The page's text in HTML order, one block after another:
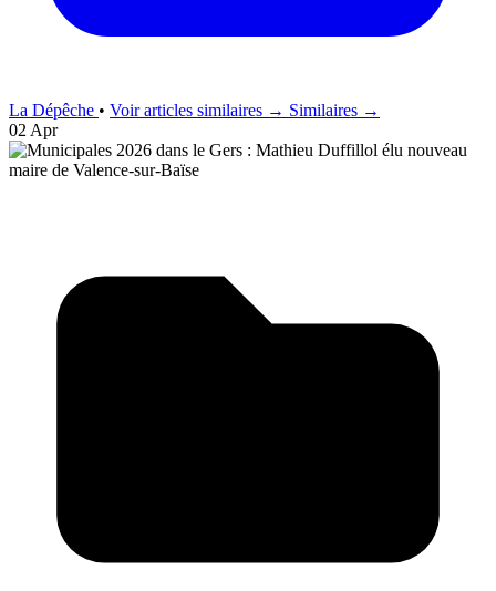
La Dépêche • Voir articles similaires → Similaires →
02 Apr